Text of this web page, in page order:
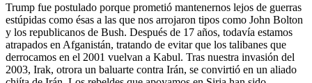
Trump fue postulado porque prometió mantenernos lejos de guerras
estúpidas como ésas a las que nos arrojaron tipos como John Bolton
y los republicanos de Bush. Después de 17 años, todavía estamos
atrapados en Afganistán, tratando de evitar que los talibanes que
derrocamos en el 2001 vuelvan a Kabul. Tras nuestra invasión del
2003, Irak, otrora un baluarte contra Irán, se convirtió en un aliado